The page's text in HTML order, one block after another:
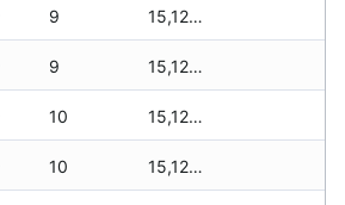
9 15,125 zł
9 15,125 zł
10 15,125 zł
10 15,125 zł